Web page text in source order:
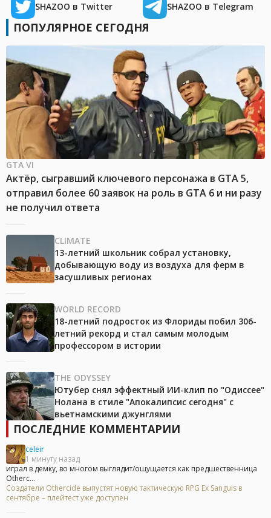
SHAZOO в Twitter SHAZOO в Telegram
ПОПУЛЯРНОЕ СЕГОДНЯ
GTA VI
Актёр, сыгравший ключевого персонажа в GTA 5,
отправил более 60 заявок на роль в GTA 6 и ни разу
не получил ответа
CLIMATE
13-летний школьник собрал установку,
добывающую воду из воздуха для ферм в
засушливых регионах
WORLD RECORD
18-летний подросток из Флориды побил 306-
летний рекорд и стал самым молодым
профессором в истории
THE ODYSSEY
Ютубер снял эффектный ИИ-клип по "Одиссее"
Нолана в стиле "Апокалипсис сегодня" с
вьетнамскими джунглями
ПОСЛЕДНИЕ КОММЕНТАРИИ
celeir
1 минуту назад
играл в демку, во многом выглядит/ощущается как предшественница
Otherc...
Создатели Othercide выпустят новую тактическую RPG Ex Sanguis в
сентябре – плейтест уже доступен